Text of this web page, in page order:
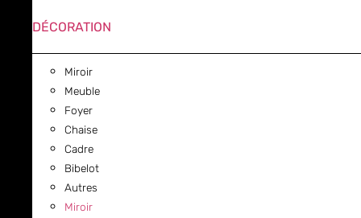
DÉCORATION
Miroir
Meuble
Foyer
Chaise
Cadre
Bibelot
Autres
Miroir